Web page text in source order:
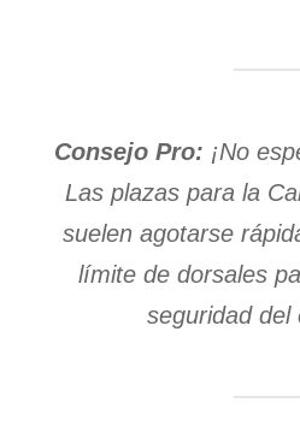
Consejo Pro: ¡No
Las plazas para la
suelen agotarse
límite de dorsales
seguridad del